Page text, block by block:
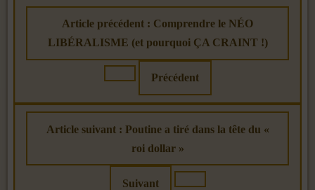
Article précédent : Comprendre le NÉO
LIBÉRALISME (et pourquoi ÇA CRAINT !)
Précédent
Article suivant : Poutine a tiré dans la tête du «
roi dollar »
Suivant